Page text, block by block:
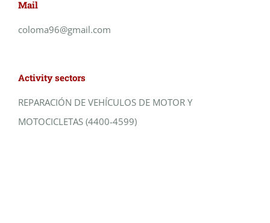
Mail
coloma96@gmail.com
Activity sectors
REPARACIÓN DE VEHÍCULOS DE MOTOR Y
MOTOCICLETAS (4400-4599)